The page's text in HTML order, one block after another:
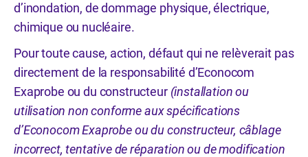
d’inondation, de dommage physique, électrique,
chimique ou nucléaire.
Pour toute cause, action, défaut qui ne relèverait pas
directement de la responsabilité d’Econocom
Exaprobe ou du constructeur (installation ou
utilisation non conforme aux spécifications
d’Econocom Exaprobe ou du constructeur, câblage
incorrect, tentative de réparation ou de modification